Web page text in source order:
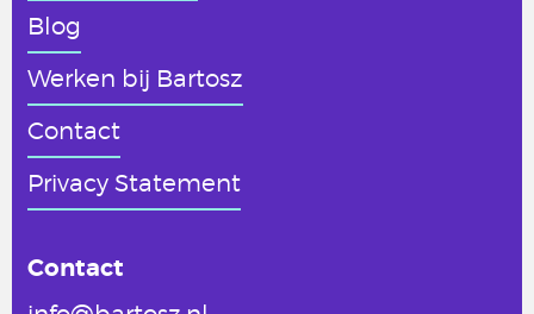
Blog
Werken bij Bartosz
Contact
Privacy Statement
Contact